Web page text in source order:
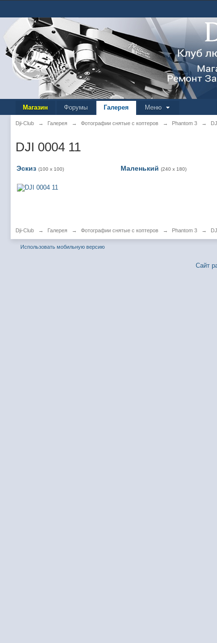
Магазин Форумы Галерея Меню
Dji-Club → Галерея → Фотографии снятые с коптеров → Phantom 3 →
DJI 0004 11
Эскиз (100 x 100) Маленький (240 x 180)
Dji-Club → Галерея → Фотографии снятые с коптеров → Phantom 3 →
Использовать мобильную версию
Сайт